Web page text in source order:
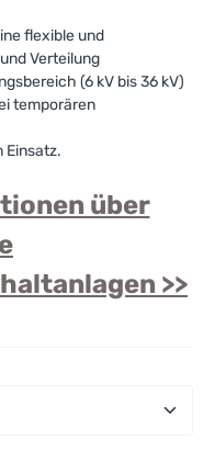
flexible und
Verteilung
(6 kV bis 36 kV)
temporären
Einsatz.
über
>>